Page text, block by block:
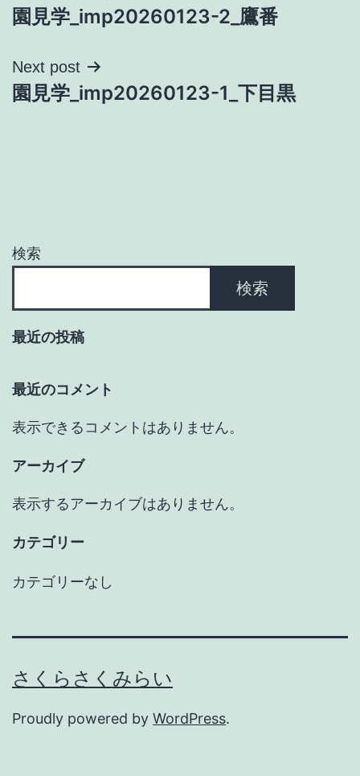
稿
ナ
ビ
ョ
園見学_imp20260123-2_鷹番
Next post
園見学_imp20260123-1_下目黒
検索
検索
最近の投稿
最近のコメント
表示できるコメントはありません。
アーカイブ
表示するアーカイブはありません。
カテゴリー
カテゴリーなし
さくらさくみらい
Proudly powered by WordPress.